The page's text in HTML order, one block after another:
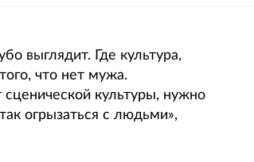
выглядит. Где культура,
что нет мужа.
культуры, нужно
огрызаться с людьми»,